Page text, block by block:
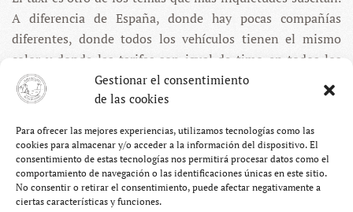
Gestionar el consentimiento
de las cookies
Para ofrecer las mejores experiencias, utilizamos tecnologías como las
cookies para almacenar y/o acceder a la información del dispositivo. El
consentimiento de estas tecnologías nos permitirá procesar datos como el
comportamiento de navegación o las identificaciones únicas en este sitio.
No consentir o retirar el consentimiento, puede afectar negativamente a
ciertas características y funciones.
A diferencia de España, donde hay pocas compañías
diferentes, donde todos los vehículos tienen el mismo
color y donde las tarifas son igual de timo en todos los
sitios, en Perú hay más taxis que personas, hay tantas
compañías como coches y los precios son tan baratos
echábamos mano de ellos dos o tres veces por día y
no tuvimos ningún problema. Vale, alguna vez nos liaron
un poco (nunca preguntes a un taxista un lugar para
dormir, a no ser que te den muchísima confianza) pero